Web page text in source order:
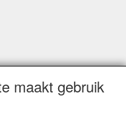
maakt gebruik